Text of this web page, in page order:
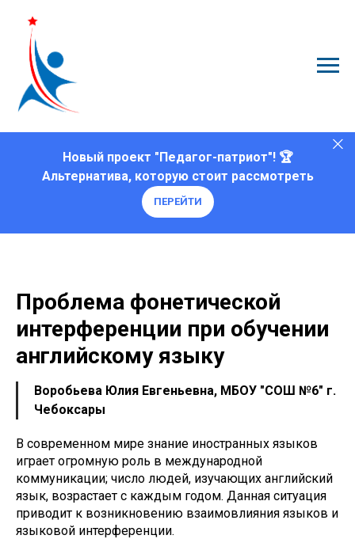
Новый проект "Педагог-патриот"! 🏆
Альтернатива, которую стоит рассмотреть
ПЕРЕЙТИ
Проблема фонетической
интерференции при обучении
английскому языку
Воробьева Юлия Евгеньевна, МБОУ "СОШ №6" г.
Чебоксары
В современном мире знание иностранных языков
играет огромную роль в международной
коммуникации; число людей, изучающих английский
язык, возрастает с каждым годом. Данная ситуация
приводит к возникновению взаимовлияния языков и
языковой интерференции.